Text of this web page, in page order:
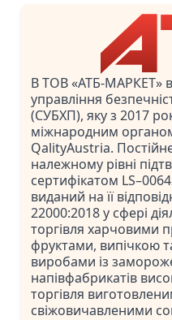
В ТОВ «АТБ-МАРКЕТ»
управління
(СУБХП), яку з 2017
міжнародним органом
QalityAustria.
належному рівні
сертифікатом
виданий на її
22000:2018 у сфері
торгівля харчовими
фруктами, випічкою
виробами із
напівфабрикатів
торгівля
свіжовичавленими